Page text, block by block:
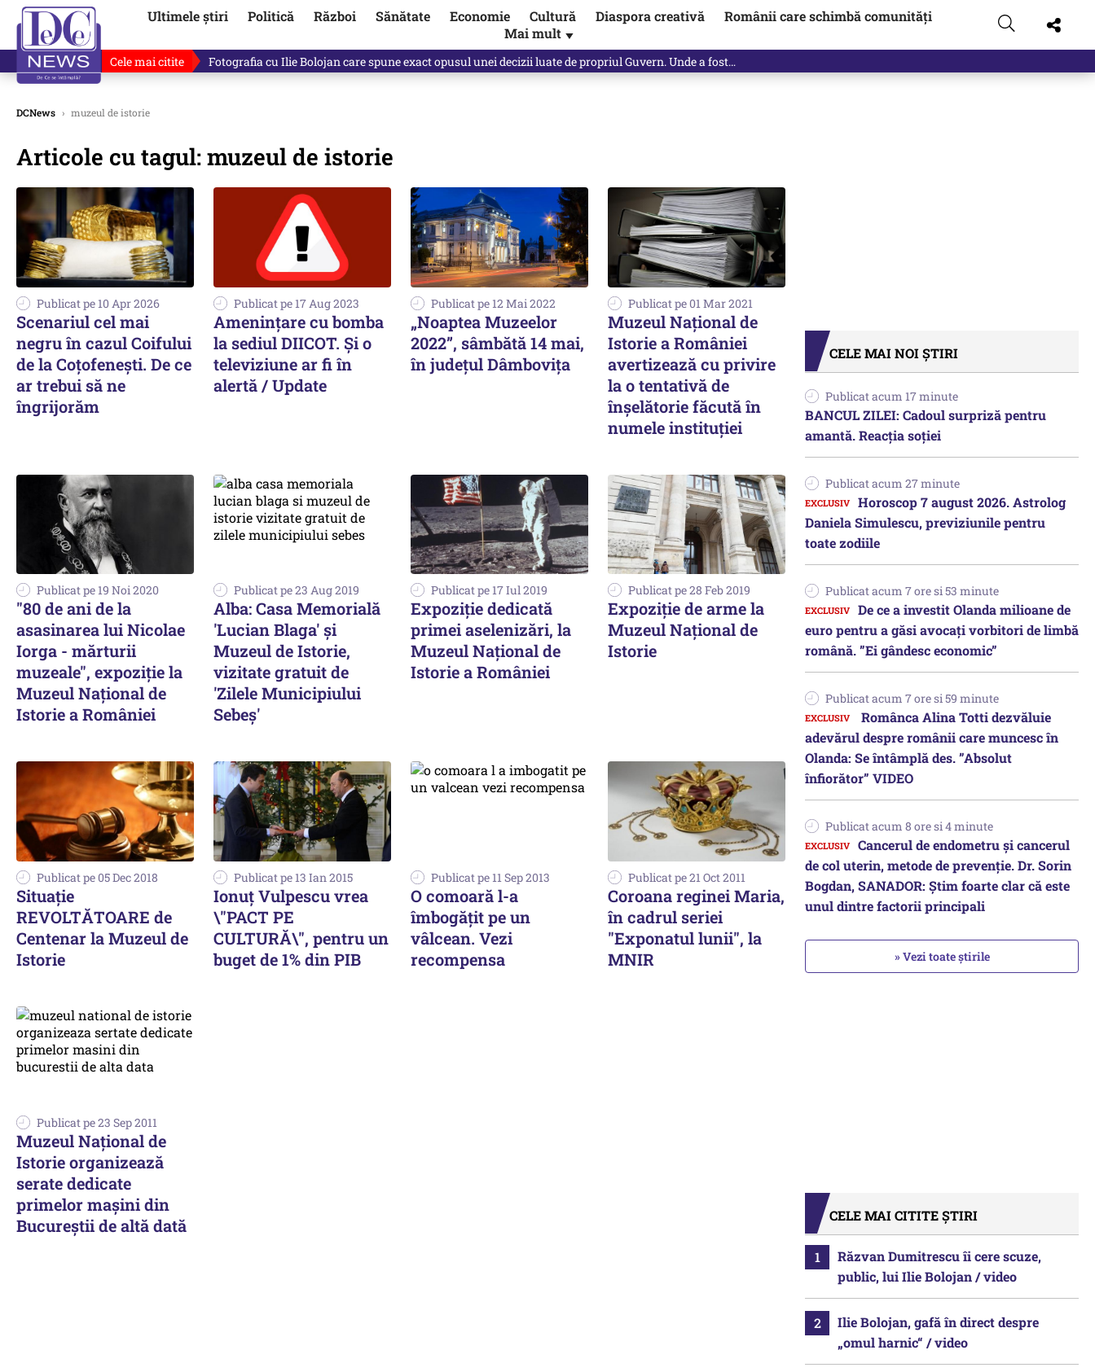
Ultimele știri Politică Război Sănătate Economie Cultură Diaspora creativă
Românii care schimbă comunități
Mai mult ▼
Cele mai citite Ilie Bolojan, gafă în direct despre „omul harnic“ / video
DCNews › muzeul de istorie
Articole cu tagul: muzeul de istorie
Publicat pe 10 Apr 2026
Scenariul cel mai
negru în cazul Coifului
de la Coțofenești. De ce
ar trebui să ne
îngrijorăm
Publicat pe 17 Aug 2023
Amenințare cu bomba
la sediul DIICOT. Și o
televiziune ar fi în
alertă / Update
Publicat pe 12 Mai 2022
„Noaptea Muzeelor
2022”, sâmbătă 14 mai,
în judeţul Dâmboviţa
Publicat pe 01 Mar 2021
Muzeul Naţional de
Istorie a României
avertizează cu privire
la o tentativă de
înşelătorie făcută în
numele instituţiei
Publicat pe 19 Noi 2020
"80 de ani de la
asasinarea lui Nicolae
Iorga - mărturii
muzeale", expoziţie la
Muzeul Naţional de
Istorie a României
Publicat pe 23 Aug 2019
Alba: Casa Memorială
'Lucian Blaga' şi
Muzeul de Istorie,
vizitate gratuit de
'Zilele Municipiului
Sebeş'
Publicat pe 17 Iul 2019
Expoziţie dedicată
primei aselenizări, la
Muzeul Naţional de
Istorie a României
Publicat pe 28 Feb 2019
Expoziţie de arme la
Muzeul Naţional de
Istorie
Publicat pe 05 Dec 2018
Situație
REVOLTĂTOARE de
Centenar la Muzeul de
Istorie
Publicat pe 13 Ian 2015
Ionuț Vulpescu vrea
\"PACT PE
CULTURĂ\", pentru un
buget de 1% din PIB
Publicat pe 11 Sep 2013
O comoară l-a
îmbogățit pe un
vâlcean. Vezi
recompensa
Publicat pe 21 Oct 2011
Coroana reginei Maria,
în cadrul seriei
"Exponatul lunii", la
MNIR
Publicat pe 23 Sep 2011
Muzeul Naţional de
Istorie organizează
serate dedicate
primelor maşini din
Bucureştii de altă dată
CELE MAI NOI ȘTIRI
Publicat acum 17 minute
BANCUL ZILEI: Cadoul surpriză pentru
amantă. Reacția soției
Publicat acum 27 minute
Horoscop 7 august 2026. Astrolog
Daniela Simulescu, previziunile pentru
toate zodiile
Publicat acum 7 ore si 53 minute
De ce a investit Olanda milioane de
euro pentru a găsi avocați vorbitori de limbă
română. ”Ei gândesc economic”
Publicat acum 7 ore si 59 minute
Românca Alina Totti dezvăluie
adevărul despre românii care muncesc în
Olanda: Se întâmplă des. ”Absolut
înfiorător” VIDEO
Publicat acum 8 ore si 4 minute
Cancerul de endometru și cancerul
de col uterin, metode de prevenție. Dr. Sorin
Bogdan, SANADOR: Știm foarte clar că este
unul dintre factorii principali
» Vezi toate știrile
CELE MAI CITITE ȘTIRI
Răzvan Dumitrescu îi cere scuze,
public, lui Ilie Bolojan / video
Ilie Bolojan, gafă în direct despre
„omul harnic“ / video